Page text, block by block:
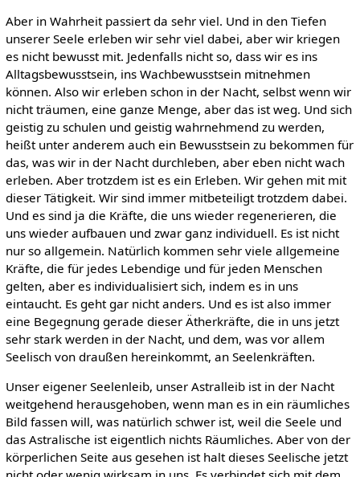
Aber in Wahrheit passiert da sehr viel. Und in den Tiefen
unserer Seele erleben wir sehr viel dabei, aber wir kriegen
es nicht bewusst mit. Jedenfalls nicht so, dass wir es ins
Alltagsbewusstsein, ins Wachbewusstsein mitnehmen
können. Also wir erleben schon in der Nacht, selbst wenn wir
nicht träumen, eine ganze Menge, aber das ist weg. Und sich
geistig zu schulen und geistig wahrnehmend zu werden,
heißt unter anderem auch ein Bewusstsein zu bekommen für
das, was wir in der Nacht durchleben, aber eben nicht wach
erleben. Aber trotzdem ist es ein Erleben. Wir gehen mit mit
dieser Tätigkeit. Wir sind immer mitbeteiligt trotzdem dabei.
Und es sind ja die Kräfte, die uns wieder regenerieren, die
uns wieder aufbauen und zwar ganz individuell. Es ist nicht
nur so allgemein. Natürlich kommen sehr viele allgemeine
Kräfte, die für jedes Lebendige und für jeden Menschen
gelten, aber es individualisiert sich, indem es in uns
eintaucht. Es geht gar nicht anders. Und es ist also immer
eine Begegnung gerade dieser Ätherkräfte, die in uns jetzt
sehr stark werden in der Nacht, und dem, was vor allem
Seelisch von draußen hereinkommt, an Seelenkräften.
Unser eigener Seelenleib, unser Astralleib ist in der Nacht
weitgehend herausgehoben, wenn man es in ein räumliches
Bild fassen will, was natürlich schwer ist, weil die Seele und
das Astralische ist eigentlich nichts Räumliches. Aber von der
körperlichen Seite aus gesehen ist halt dieses Seelische jetzt